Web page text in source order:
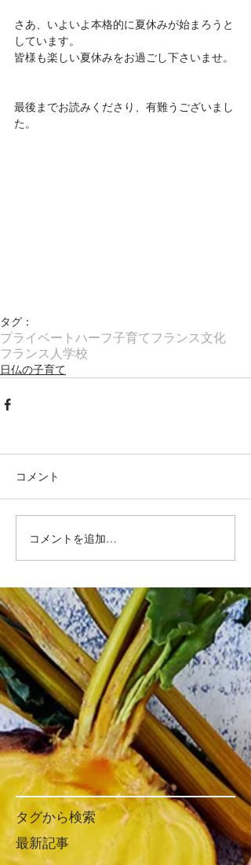
さあ、いよいよ本格的に夏休みが始まろうと
しています。
皆様も楽しい夏休みをお過ごし下さいませ。
最後までお読みくださり、有難うございまし
た。
タグ：
プライベートハーフ子育てフランス文化
フランス人学校
日仏の子育て
コメント
コメントを追加…
タグから検索
最新記事